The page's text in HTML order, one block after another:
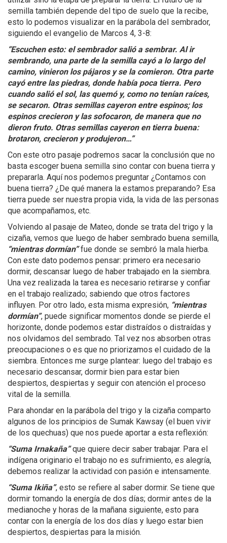
semilla también depende del tipo de suelo que la recibe,
esto lo podemos visualizar en la parábola del sembrador,
siguiendo el evangelio de Marcos 4, 3-8:
“Escuchen esto: el sembrador salió a sembrar. Al ir
sembrando, una parte de la semilla cayó a lo largo del
camino, vinieron los pájaros y se la comieron. Otra parte
cayó entre las piedras, donde había poca tierra. Pero
cuando salió el sol, las quemó y, como no tenían raíces,
se secaron. Otras semillas cayeron entre espinos; los
espinos crecieron y las sofocaron, de manera que no
dieron fruto. Otras semillas cayeron en tierra buena:
brotaron, crecieron y produjeron…”
Con este otro pasaje podremos sacar la conclusión que no
basta escoger buena semilla sino contar con buena tierra y
prepararla. Aquí nos podemos preguntar ¿Contamos con
buena tierra? ¿De qué manera la estamos preparando? Esa
tierra puede ser nuestra propia vida, la vida de las personas
que acompañamos, etc.
Volviendo al pasaje de Mateo, donde se trata del trigo y la
cizaña, vemos que luego de haber sembrado buena semilla,
“mientras dormían”fue donde se sembró la mala hierba.
Con este dato podemos pensar: primero era necesario
dormir, descansar luego de haber trabajado en la siembra.
Una vez realizada la tarea es necesario retirarse y confiar
en el trabajo realizado; sabiendo que otros factores
influyen. Por otro lado, esta misma expresión, “mientras
dormían”, puede significar momentos donde se pierde el
horizonte, donde podemos estar distraídos o distraídas y
nos olvidamos del sembrado. Tal vez nos absorben otras
preocupaciones o es que no priorizamos el cuidado de la
siembra. Entonces me surge plantear: luego del trabajo es
necesario descansar, dormir bien para estar bien
despiertos, despiertas y seguir con atención el proceso
vital de la semilla.
Para ahondar en la parábola del trigo y la cizaña comparto
algunos de los principios de Sumak Kawsay (el buen vivir
de los quechuas) que nos puede aportar a esta reflexión:
“Suma Irnakaña”que quiere decir saber trabajar. Para el
indígena originario el trabajo no es sufrimiento, es alegría,
debemos realizar la actividad con pasión e intensamente.
“Suma Ikiña”, esto se refiere al saber dormir. Se tiene que
dormir tomando la energía de dos días; dormir antes de la
medianoche y horas de la mañana siguiente, esto para
contar con la energía de los dos días y luego estar bien
despiertos, despiertas para la misión.